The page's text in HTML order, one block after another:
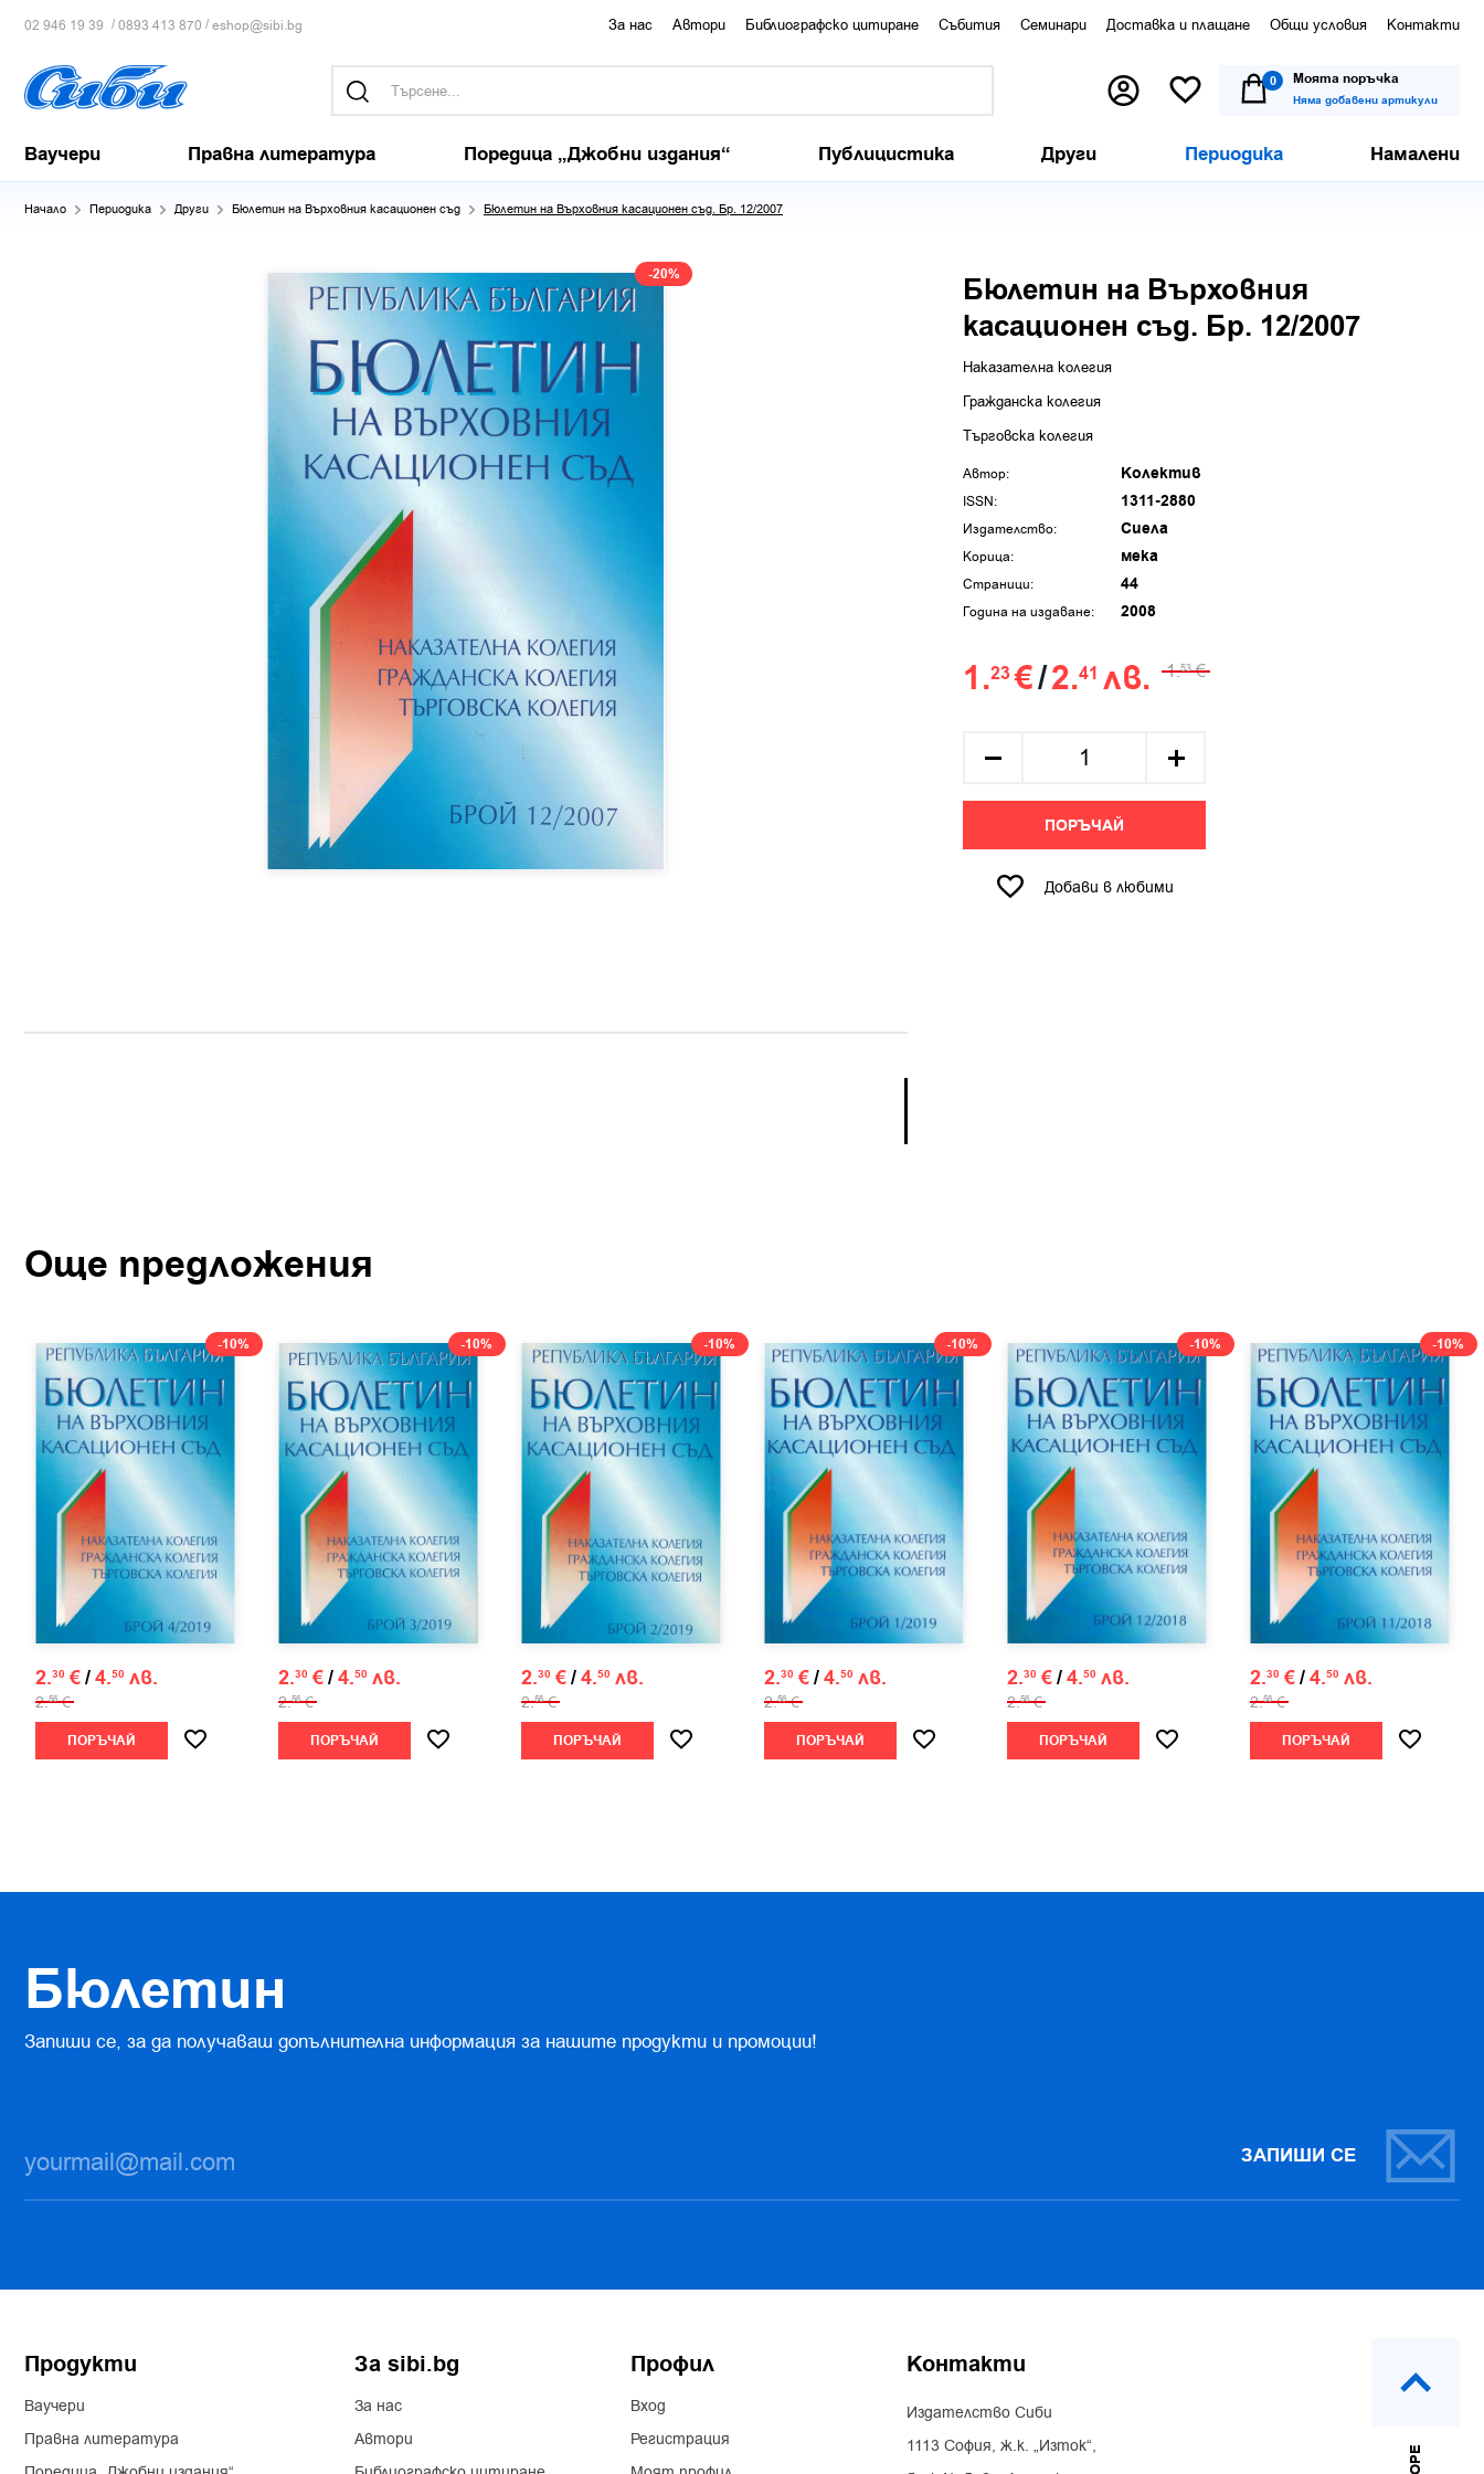
02 946 19 39 /0893 413 870 /eshop@sibi.bg За нас Автори Библиографско цитиране Събития Семинари Доставка и плащане Общи условия Контакти
0 Моята поръчка
Няма добавени артикули
Ваучери Правна литература Поредица „Джобни издания“ Публицистика Други Периодика Намалени
Начало Периодика Други Бюлетин на Върховния касационен съд Бюлетин на Върховния касационен съд. Бр. 12/2007
-20%
Бюлетин на Върховния
касационен съд. Бр. 12/2007
Наказателна колегия
Гражданска колегия
Търговска колегия
Автор: Колектив
ISSN: 1311-2880
Издателство: Сиела
Корица: мека
Страници: 44
Година на издаване: 2008
1.23€/2.41 лв. 1.53 €
ПОРЪЧАЙ
Добави в любими
Още предложения
-10%
2.30 €/4.50 лв.
2.56 €
ПОРЪЧАЙ
-10%
2.30 €/4.50 лв.
2.56 €
ПОРЪЧАЙ
-10%
2.30 €/4.50 лв.
2.56 €
ПОРЪЧАЙ
-10%
2.30 €/4.50 лв.
2.56 €
ПОРЪЧАЙ
-10%
2.30 €/4.50 лв.
2.56 €
ПОРЪЧАЙ
-10%
2.30 €/4.50 лв.
2.56 €
ПОРЪЧАЙ
Бюлетин
Запиши се, за да получаваш допълнителна информация за нашите продукти и промоции!
ЗАПИШИ СЕ
Продукти
Ваучери
Правна литература
За sibi.bg
За нас
Автори
Профил
Вход
Регистрация
Контакти
Издателство Сиби
1113 София, ж.к. „Изток“,